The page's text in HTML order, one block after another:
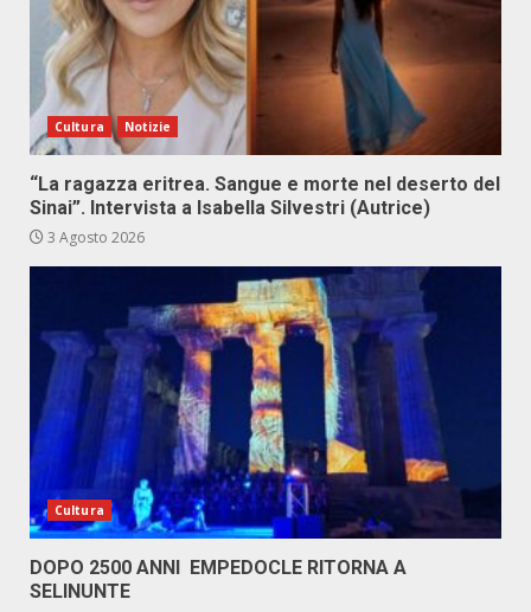
Cultura Notizie
“La ragazza eritrea. Sangue e morte nel deserto del
Sinai”. Intervista a Isabella Silvestri (Autrice)
3 Agosto 2026
Cultura
DOPO 2500 ANNI EMPEDOCLE RITORNA A
SELINUNTE